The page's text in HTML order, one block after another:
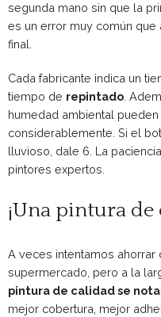
segunda mano sin que la
es un error muy común
final.
Cada fabricante indica un
tiempo de repintado .
humedad ambiental
considerablemente. Si el
lluvioso, dale 6. La
pintores expertos.
¡Una pintura
A veces intentamos
supermercado, pero a la
pintura de calidad se
mejor cobertura, mejor